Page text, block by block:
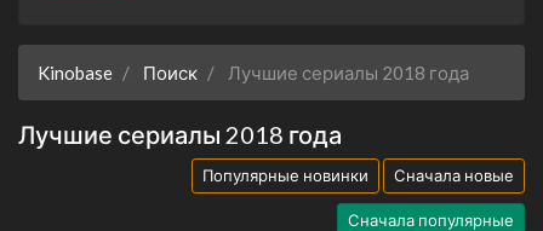
Kinobase Поиск Лучшие сериалы 2018 года
Лучшие сериалы 2018 года
Популярные новинки Сначала новые
Сначала популярные